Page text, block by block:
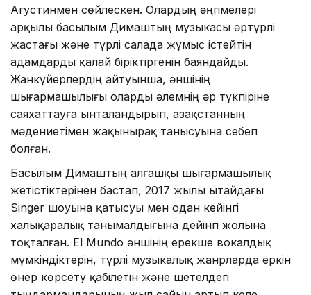
Агустинмен сөйлескен. Олардың әңгімелері
арқылы басылым Димаштың музыкасы әртүрлі
жастағы және түрлі салада жұмыс істейтін
адамдарды қалай біріктіргенін баяндайды.
Жанкүйерлердің айтуынша, әншінің
шығармашылығы оларды әлемнің әр түкпіріне
саяхаттауға ынталандырып, Қазақстанның
мәдениетімен жақынырақ танысуына себеп
болған.
Басылым Димаштың алғашқы шығармашылық
жетістіктерінен бастап, 2017 жылы Қытайдағы
Singer шоуына қатысуы мен одан кейінгі
халықаралық танымалдығына дейінгі жолына
тоқталған. El Mundo әншінің ерекше вокалдық
мүмкіндіктерін, түрлі музыкалық жанрларда еркін
өнер көрсету қабілетін және шетелдегі